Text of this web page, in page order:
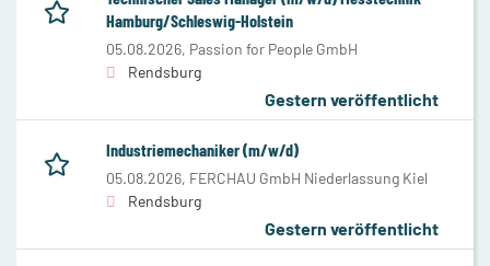
Hamburg/Schleswig-Holstein
05.08.2026, Passion for People GmbH
Rendsburg
Gestern veröffentlicht
Industriemechaniker (m/w/d)
05.08.2026, FERCHAU GmbH Niederlassung Kiel
Rendsburg
Gestern veröffentlicht